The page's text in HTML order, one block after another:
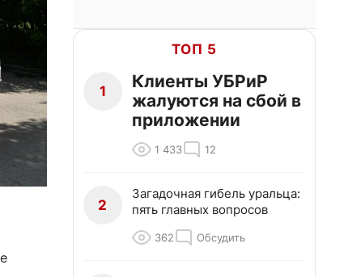
ТОП 5
1
Клиенты УБРиР
жалуются на сбой в
приложении
1 433 12
2
Загадочная гибель уральца:
пять главных вопросов
362 Обсудить